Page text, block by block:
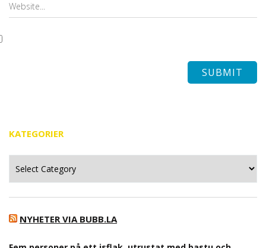
KATEGORIER
NYHETER VIA BUBB.LA